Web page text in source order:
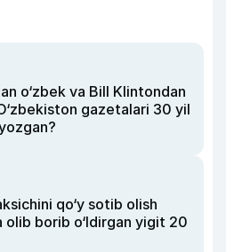
o‘zbek va Bill Klintondan
gazetalari 30 yil
qo‘y sotib olish
olib borib o‘ldirgan yigit 20